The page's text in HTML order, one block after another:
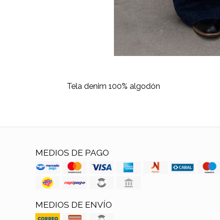
Tela denim 100% algodón
MEDIOS DE PAGO
MEDIOS DE ENVÍO